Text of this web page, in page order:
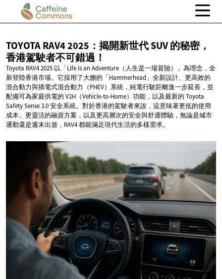
TOYOTA RAV4 2025：揭開新世代SUV 的秘密，
香港駕駛者不可錯過！
Toyota RAV4 2025 以「Life is an Adventure（人生是一場冒險）」為理念，全
新登陸香港市場。它採用了大膽的「Hammerhead」全新設計、更高效的
混合動力與插電式混合動力（PHEV）系統，純電行駛距離進一步延長，並
配備可為家庭供電的 V2H（Vehicle-to-Home）功能，以及最新的 Toyota
Safety Sense 3.0 安全系統。對於香港的駕駛者來說，這意味著更低的使用
成本、更靈活的融資方案，以及更高層次的安全與舒適體驗，無論是城市
通勤還是週末出遊，RAV4 都能滿足現代生活的多樣需求。